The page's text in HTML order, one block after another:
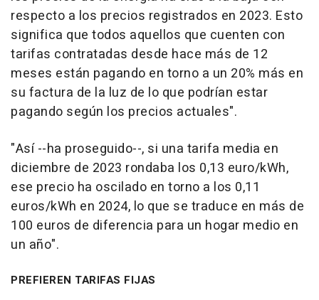
respecto a los precios registrados en 2023. Esto
significa que todos aquellos que cuenten con
tarifas contratadas desde hace más de 12
meses están pagando en torno a un 20% más en
su factura de la luz de lo que podrían estar
pagando según los precios actuales".
"Así --ha proseguido--, si una tarifa media en
diciembre de 2023 rondaba los 0,13 euro/kWh,
ese precio ha oscilado en torno a los 0,11
euros/kWh en 2024, lo que se traduce en más de
100 euros de diferencia para un hogar medio en
un año".
PREFIEREN TARIFAS FIJAS